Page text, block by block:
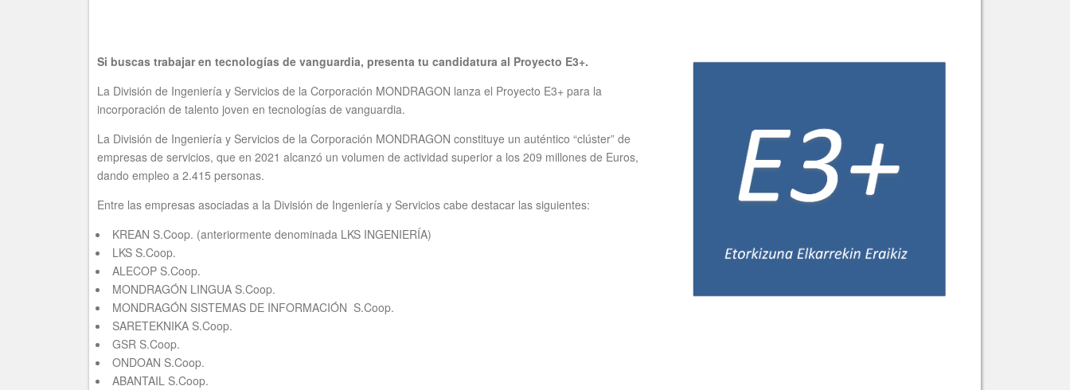
Si buscas trabajar en tecnologías de vanguardia, presenta tu candidatura al Proyecto E3+.
La División de Ingeniería y Servicios de la Corporación MONDRAGON lanza el Proyecto E3+ para la
incorporación de talento joven en tecnologías de vanguardia.
La División de Ingeniería y Servicios de la Corporación MONDRAGON constituye un auténtico “clúster” de
empresas de servicios, que en 2021 alcanzó un volumen de actividad superior a los 209 millones de Euros,
dando empleo a 2.415 personas.
Entre las empresas asociadas a la División de Ingeniería y Servicios cabe destacar las siguientes:
KREAN S.Coop. (anteriormente denominada LKS INGENIERÍA)
LKS S.Coop.
ALECOP S.Coop.
MONDRAGÓN LINGUA S.Coop.
MONDRAGÓN SISTEMAS DE INFORMACIÓN S.Coop.
SARETEKNIKA S.Coop.
GSR S.Coop.
ONDOAN S.Coop.
ABANTAIL S.Coop.